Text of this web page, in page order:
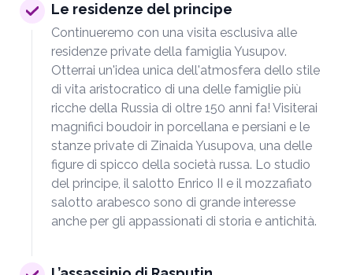
Le residenze del principe
Continueremo con una visita esclusiva alle
residenze private della famiglia Yusupov.
Otterrai un'idea unica dell'atmosfera dello stile
di vita aristocratico di una delle famiglie più
ricche della Russia di oltre 150 anni fa! Visiterai
magnifici boudoir in porcellana e persiani e le
stanze private di Zinaida Yusupova, una delle
figure di spicco della società russa. Lo studio
del principe, il salotto Enrico II e il mozzafiato
salotto arabesco sono di grande interesse
anche per gli appassionati di storia e antichità.